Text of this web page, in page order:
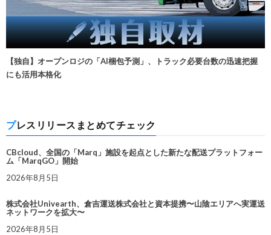
【独自】オープンロジの「AI梱包予測」、トラック必要台数の迅速把握
にも活用本格化
プレスリリースまとめてチェック
CBcloud、全国の「Marq」施設を起点とした新たな配送プラットフォー
ム「MarqGO」開始
2026年8月5日
株式会社Univearth、倉吉運送株式会社と資本提携〜山陰エリアへ実運送
ネットワークを拡大〜
2026年8月5日